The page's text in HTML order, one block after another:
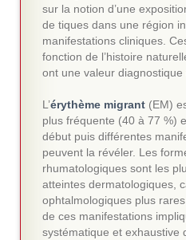
sur la notion d’une
de tiques dans une région
manifestations cliniques.
fonction de l’histoire
ont une valeur diagnostique
L’érythème migrant (EM)
plus fréquente (40 à 77 %)
début puis différentes
peuvent la révéler. Les
rhumatologiques sont les
atteintes dermatologiques,
ophtalmologiques plus
de ces manifestations
systématique et exhaustive